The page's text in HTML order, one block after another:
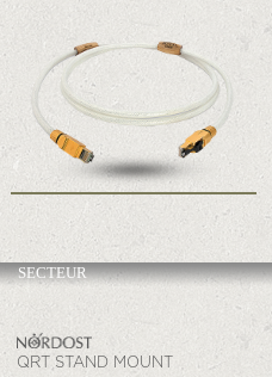
SECTEUR
QRT STAND MOUNT